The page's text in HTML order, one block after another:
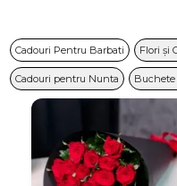
Cadouri Pentru Barbati Flori și
Cadouri pentru Nunta